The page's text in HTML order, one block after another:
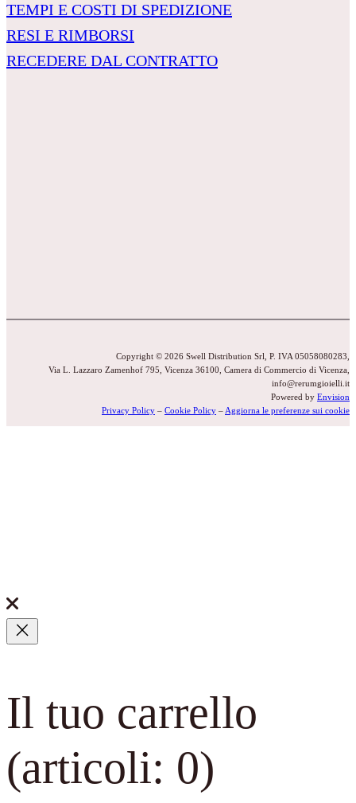
TEMPI E COSTI DI SPEDIZIONE
RESI E RIMBORSI
RECEDERE DAL CONTRATTO
Copyright © 2026 Swell Distribution Srl, P. IVA 05058080283,
Via L. Lazzaro Zamenhof 795, Vicenza 36100, Camera di Commercio di Vicenza,
info@rerumgioielli.it
Powered by Envision
Privacy Policy – Cookie Policy – Aggiorna le preferenze sui cookie
Il tuo carrello
(articoli: 0)